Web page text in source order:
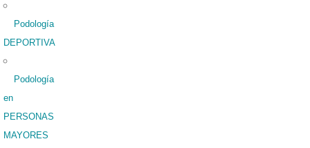
Podología
DEPORTIVA
Podología
en
PERSONAS
MAYORES